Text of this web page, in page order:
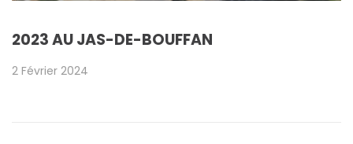
2023 AU JAS-DE-BOUFFAN
2 Février 2024